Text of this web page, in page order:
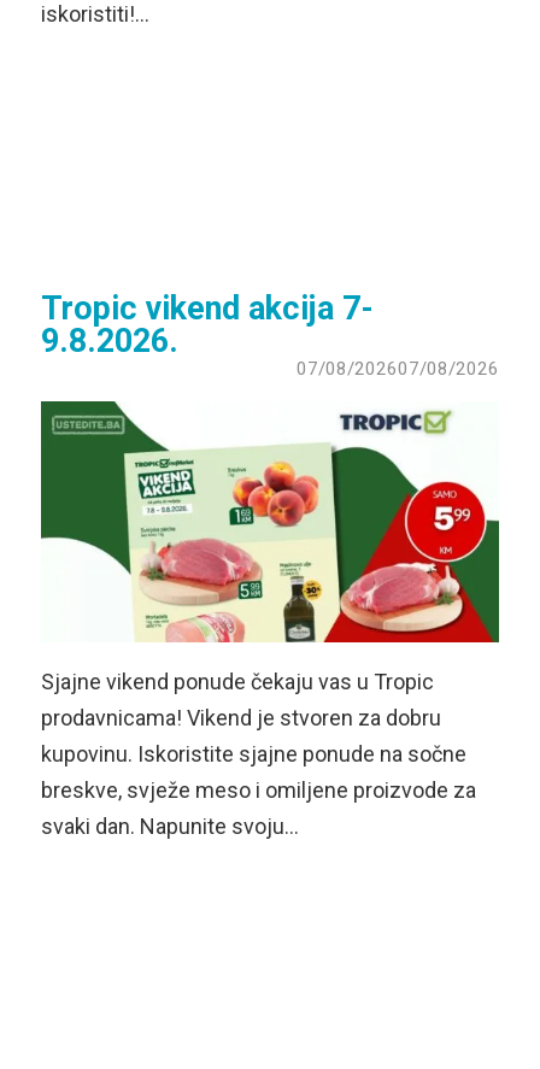
iskoristiti!…
Tropic vikend akcija 7-
9.8.2026.
07/08/202607/08/2026
Sjajne vikend ponude čekaju vas u Tropic
prodavnicama! Vikend je stvoren za dobru
kupovinu. Iskoristite sjajne ponude na sočne
breskve, svježe meso i omiljene proizvode za
svaki dan. Napunite svoju…